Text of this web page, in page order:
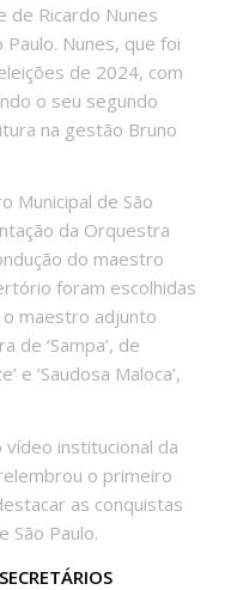
de Ricardo Nunes
Nunes, que foi
de 2024, com
o seu segundo
na gestão Bruno
Municipal de São
da Orquestra
do maestro
foram escolhidas
o maestro adjunto
de ‘Sampa’, de
e ‘Saudosa Maloca’,
vídeo institucional da
o primeiro
as conquistas
São Paulo.